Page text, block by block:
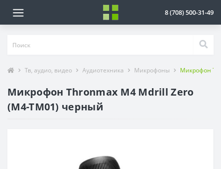
8 (708) 500-31-49
Тв, аудио, видео Аудиотехника Микрофоны Микрофон
Микрофон Thronmax M4 Mdrill Zero
(M4-TM01) черный